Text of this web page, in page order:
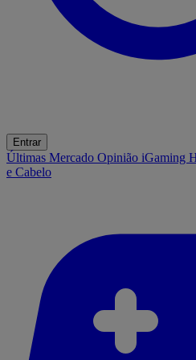
Entrar
Últimas Mercado Opinião iGaming
e Cabelo